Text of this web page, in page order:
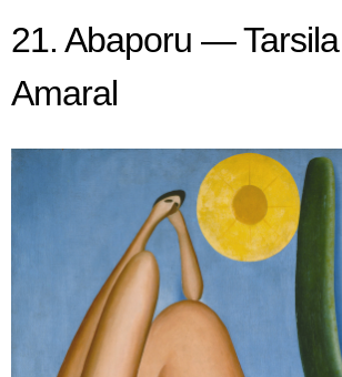
21. Abaporu —
Amaral